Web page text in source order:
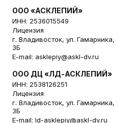
ООО «АСКЛЕПИЙ»
ИНН: 2536015549
Лицензия
г. Владивосток, ул. Гамарника,
3Б
E-mail: asklepiy@askl-dv.ru
ООО ДЦ «ЛД-АСКЛЕПИЙ»
ИНН: 2538126251
Лицензия
г. Владивосток, ул. Гамарника,
3Б
E-mail: ld-asklepiy@askl-dv.ru